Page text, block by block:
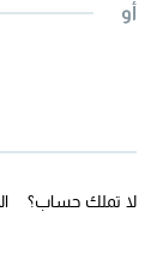
أو
لا تملك حساب؟